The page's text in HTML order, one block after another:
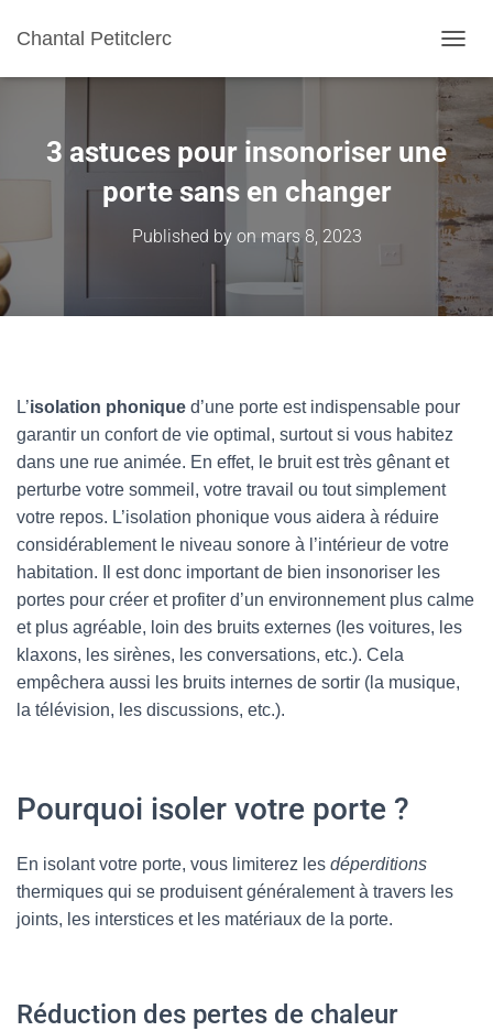
Chantal Petitclerc
3 astuces pour insonoriser une
porte sans en changer
Published by on mars 8, 2023
L’isolation phonique d’une porte est indispensable pour
garantir un confort de vie optimal, surtout si vous habitez
dans une rue animée. En effet, le bruit est très gênant et
perturbe votre sommeil, votre travail ou tout simplement
votre repos. L’isolation phonique vous aidera à réduire
considérablement le niveau sonore à l’intérieur de votre
habitation. Il est donc important de bien insonoriser les
portes pour créer et profiter d’un environnement plus calme
et plus agréable, loin des bruits externes (les voitures, les
klaxons, les sirènes, les conversations, etc.). Cela
empêchera aussi les bruits internes de sortir (la musique,
la télévision, les discussions, etc.).
Pourquoi isoler votre porte ?
En isolant votre porte, vous limiterez les déperditions
thermiques qui se produisent généralement à travers les
joints, les interstices et les matériaux de la porte.
Réduction des pertes de chaleur